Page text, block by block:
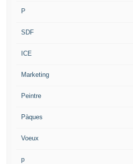
P
SDF
ICE
Marketing
Peintre
Pàques
Voeux
p